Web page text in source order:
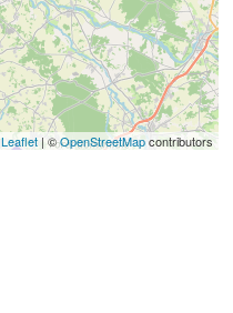
Leaflet| ©OpenStreetMapcontributors